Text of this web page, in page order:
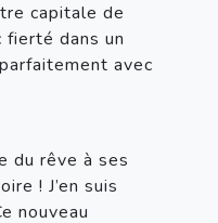
capitale de
fierté dans un
avec
du rêve à ses
! J’en suis
nouveau